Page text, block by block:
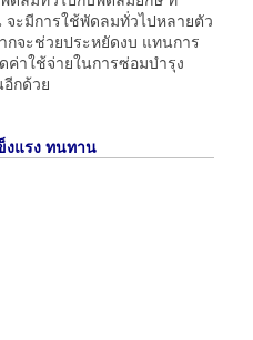
ะมีการใช้พัดลมทั่วไปหลายตัว
กจะช่วยประหยัดงบ แทนการ
าใช้จ่ายในการซ่อมบำรุง
กด้วย
งแรง ทนทาน